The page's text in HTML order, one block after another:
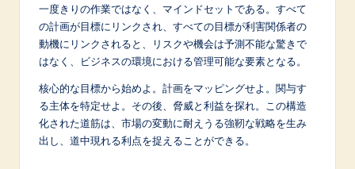
一度きりの作業ではなく、マインドセットである。すべて
の計画が目標にリンクされ、すべての目標が利害関係者の
動機にリンクされると、リスクや機会は予測不能な驚きで
はなく、ビジネスの環境における管理可能な要素となる。
核心的な目標から始めよ。計画をマッピングせよ。関与す
る主体を特定せよ。その後、脅威と利益を探れ。この構造
化された道筋は、市場の変動に耐えうる強靭な戦略を生み
出し、道中現れる利点を捉えることができる。